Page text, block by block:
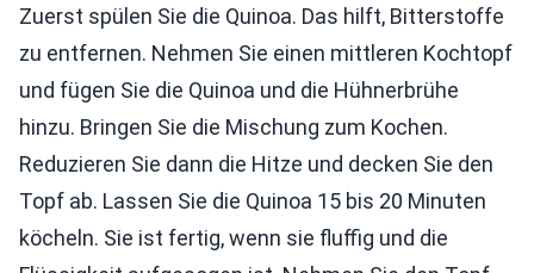
Zuerst spülen Sie die Quinoa. Das hilft, Bitterstoffe
zu entfernen. Nehmen Sie einen mittleren Kochtopf
und fügen Sie die Quinoa und die Hühnerbrühe
hinzu. Bringen Sie die Mischung zum Kochen.
Reduzieren Sie dann die Hitze und decken Sie den
Topf ab. Lassen Sie die Quinoa 15 bis 20 Minuten
köcheln. Sie ist fertig, wenn sie fluffig und die